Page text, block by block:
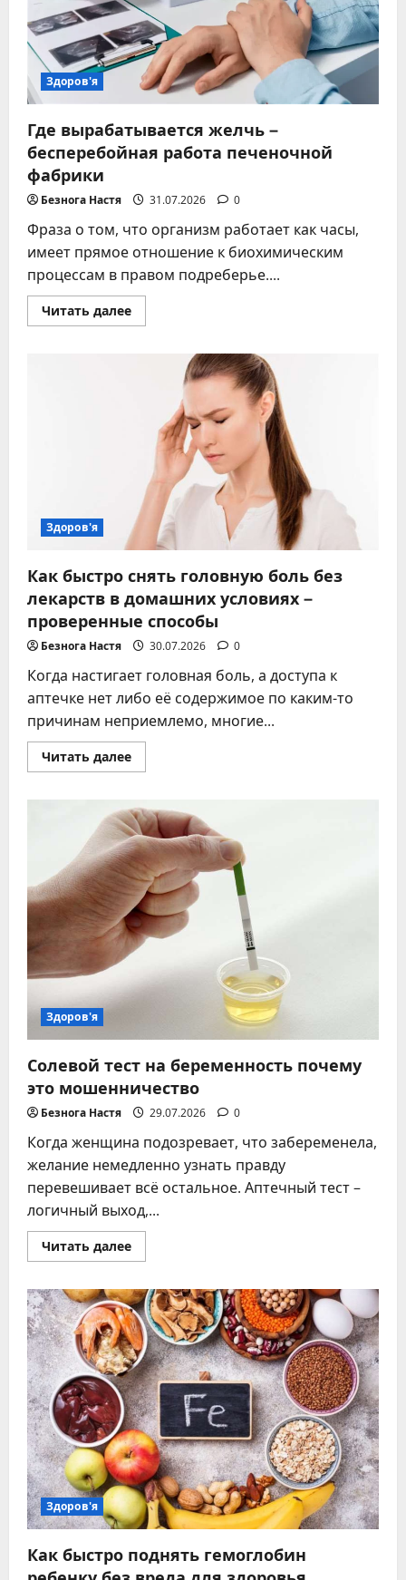
Здоров'я
Где вырабатывается желчь –
бесперебойная работа печеночной
фабрики
Безнога Настя 31.07.2026 0
Фраза о том, что организм работает как часы,
имеет прямое отношение к биохимическим
процессам в правом подреберье....
Читать далееПрочитать
больше
вырабатывается
бесперебойная
работа
печеночной
фабрики
Здоров'я
Как быстро снять головную боль без
лекарств в домашних условиях –
проверенные способы
Безнога Настя 30.07.2026 0
Когда настигает головная боль, а доступа к
аптечке нет либо её содержимое по каким-то
причинам неприемлемо, многие...
Читать далееПрочитать
больше
быстро
снять
головную
боль
без
лекарств
в
домашних
условиях
–
проверенные
способы
Здоров'я
Солевой тест на беременность почему
это мошенничество
Безнога Настя 29.07.2026 0
Когда женщина подозревает, что забеременела,
желание немедленно узнать правду
перевешивает всё остальное. Аптечный тест –
логичный выход,...
Читать далееПрочитать
больше
тест
на
беременность
почему
это
мошенничество
Здоров'я
Как быстро поднять гемоглобин